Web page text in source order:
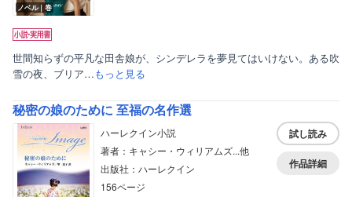
ノベル｜巻
世間知らずの平凡な田舎娘が、シンデレラを夢見てはいけない。ある吹
雪の夜、ブリア…もっと見る
秘密の娘のために 至福の名作選
ハーレクイン小説
著者：キャシー・ウィリアムズ...他
出版社：ハーレクイン
156ページ
試し読み
作品詳細